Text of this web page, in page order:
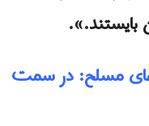
مسلح: در سمت